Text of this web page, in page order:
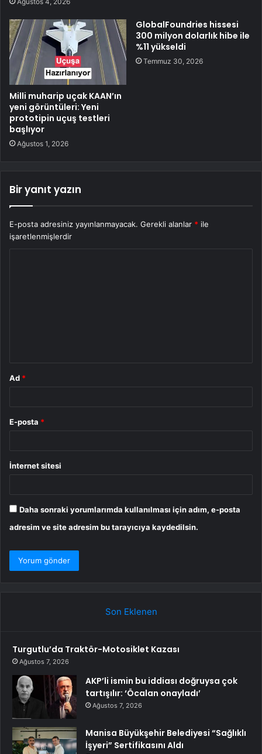
Milli muharip uçak KAAN’ın
yeni görüntüleri: Yeni
prototipin uçuş testleri
başlıyor
Ağustos 1, 2026
GlobalFoundries hissesi
300 milyon dolarlık hibe ile
%11 yükseldi
Temmuz 30, 2026
Bir yanıt yazın
E-posta adresiniz yayınlanmayacak. Gerekli alanlar * ile
işaretlenmişlerdir
Ad *
E-posta *
İnternet sitesi
Daha sonraki yorumlarımda kullanılması için adım, e-posta
adresim ve site adresim bu tarayıcıya kaydedilsin.
Son Eklenen
Turgutlu’da Traktör-Motosiklet Kazası
Ağustos 7, 2026
AKP’li ismin bu iddiası doğruysa çok
tartışılır: ‘Öcalan onayladı’
Ağustos 7, 2026
Manisa Büyükşehir Belediyesi “Sağlıklı
İşyeri” Sertifikasını Aldı